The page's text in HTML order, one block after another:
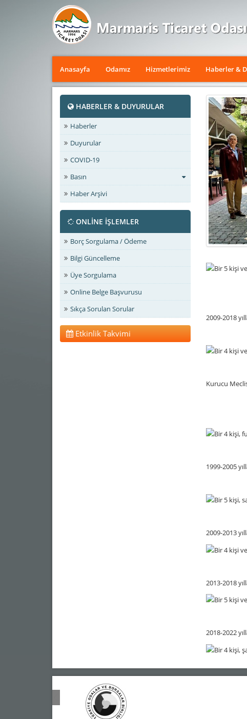
Anasayfa Odamız Hizmetlerimiz Haberler &
HABERLER & DUYURULAR
Haberler
Duyurular
COVID-19
Basın
Haber Arşivi
ONLİNE İŞLEMLER
Borç Sorgulama / Ödeme
Bilgi Güncelleme
Üye Sorgulama
Online Belge Başvurusu
Sıkça Sorulan Sorular
Etkinlik Takvimi
2009-2018
Kurucu
1999-2005
2009-2013
2013-2018
2018-2022